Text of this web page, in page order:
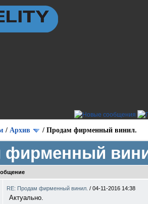
/ Архив / Продам фирменный винил.
фирменный
RE: Продам фирменный винил. / 04-11-2016 14:38
Актуально.